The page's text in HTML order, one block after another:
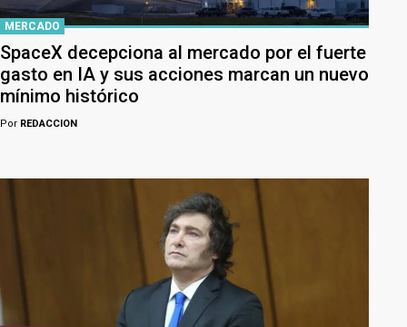
MERCADO
SpaceX decepciona al mercado por el fuerte
gasto en IA y sus acciones marcan un nuevo
mínimo histórico
Por REDACCION